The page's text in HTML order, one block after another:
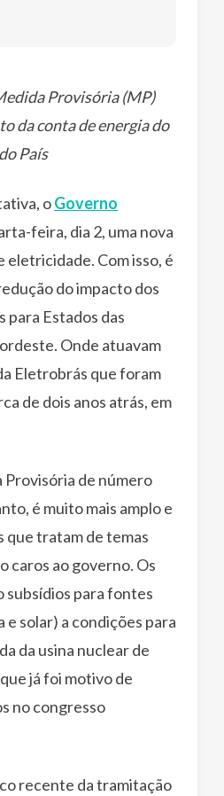
Provisória (MP)
da conta de energia do
País
oGoverno
feira, dia 2, uma nova
eletricidade. Com isso, é
do impacto dos
Estados das
Onde atuavam
Eletrobrás que foram
de dois anos atrás, em
de número
é muito mais amplo e
que tratam de temas
caros ao governo. Os
subsídios para fontes
solar) a condições para
da usina nuclear de
já foi motivo de
no congresso
recente da tramitação